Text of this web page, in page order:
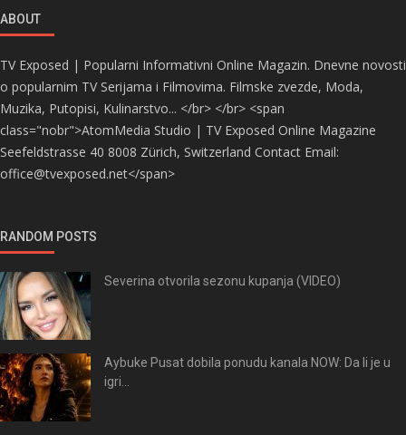
ABOUT
TV Exposed | Popularni Informativni Online Magazin. Dnevne novosti
o popularnim TV Serijama i Filmovima. Filmske zvezde, Moda,
Muzika, Putopisi, Kulinarstvo... </br> </br> <span
class="nobr">AtomMedia Studio | TV Exposed Online Magazine
Seefeldstrasse 40 8008 Zürich, Switzerland Contact Email:
office@tvexposed.net</span>
RANDOM POSTS
Severina otvorila sezonu kupanja (VIDEO)
Aybuke Pusat dobila ponudu kanala NOW: Da li je u
igri...